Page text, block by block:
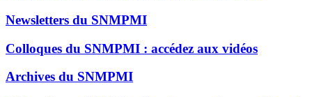
Newsletters du SNMPMI
Colloques du SNMPMI : accédez aux vidéos
Archives du SNMPMI